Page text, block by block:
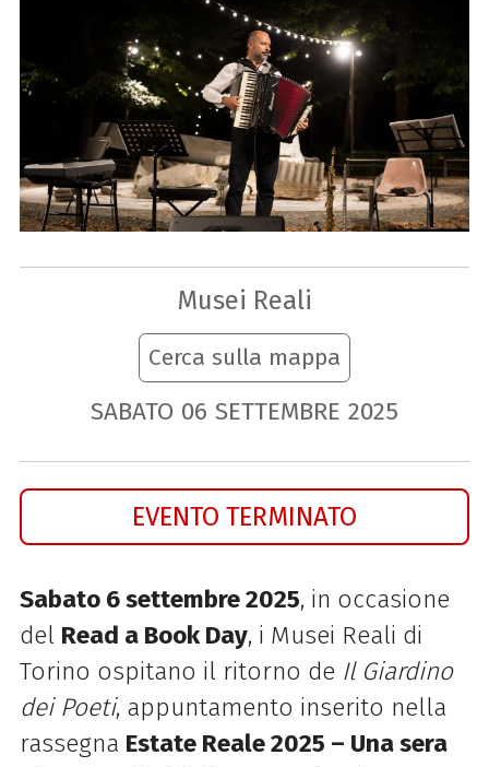
Musei Reali
Cerca sulla mappa
SABATO 06 SETTEMBRE 2025
EVENTO TERMINATO
Sabato 6 settembre 2025, in occasione
del Read a Book Day, i Musei Reali di
Torino ospitano il ritorno de Il Giardino
dei Poeti, appuntamento inserito nella
rassegna Estate Reale 2025 – Una sera